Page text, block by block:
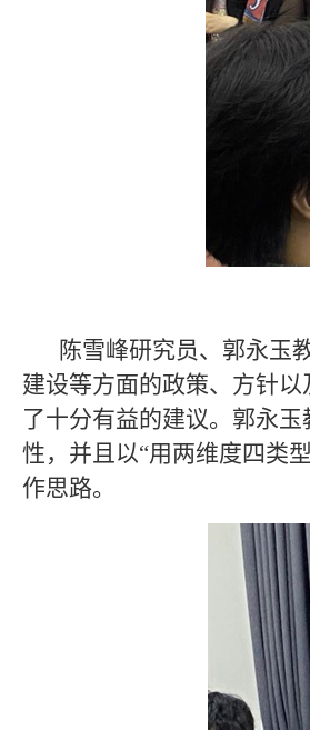
陈雪峰研究员、郭永玉
建设等方面的政策、方针
了十分有益的建议。郭永
性，并且以“用两维度四类
作思路。